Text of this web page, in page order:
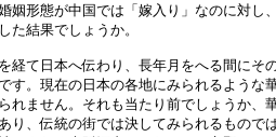
形態が中国では「嫁入り」なのに対し
た結果でしょうか。
て日本へ伝わり、長年月をへる間にそ
す。現在の日本の各地にみられるような
れません。それも当たり前でしょうか、
り、伝統の街では決してみられるもので